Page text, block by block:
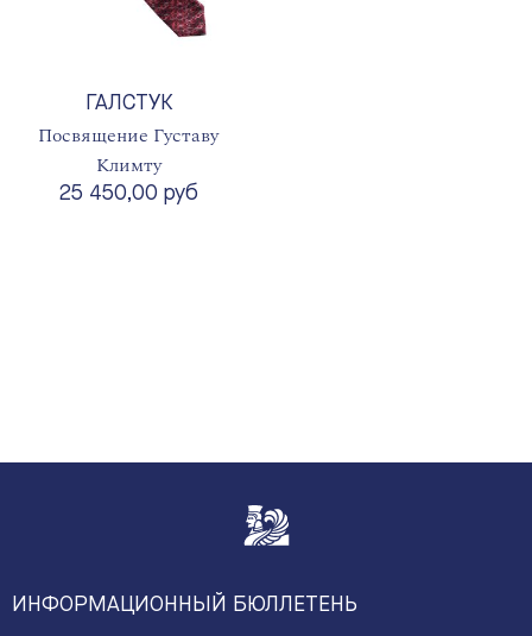
ГАЛСТУК
Посвящение Густаву
Климту
25 450,00 руб
ИНФОРМАЦИОННЫЙ БЮЛЛЕТЕНЬ